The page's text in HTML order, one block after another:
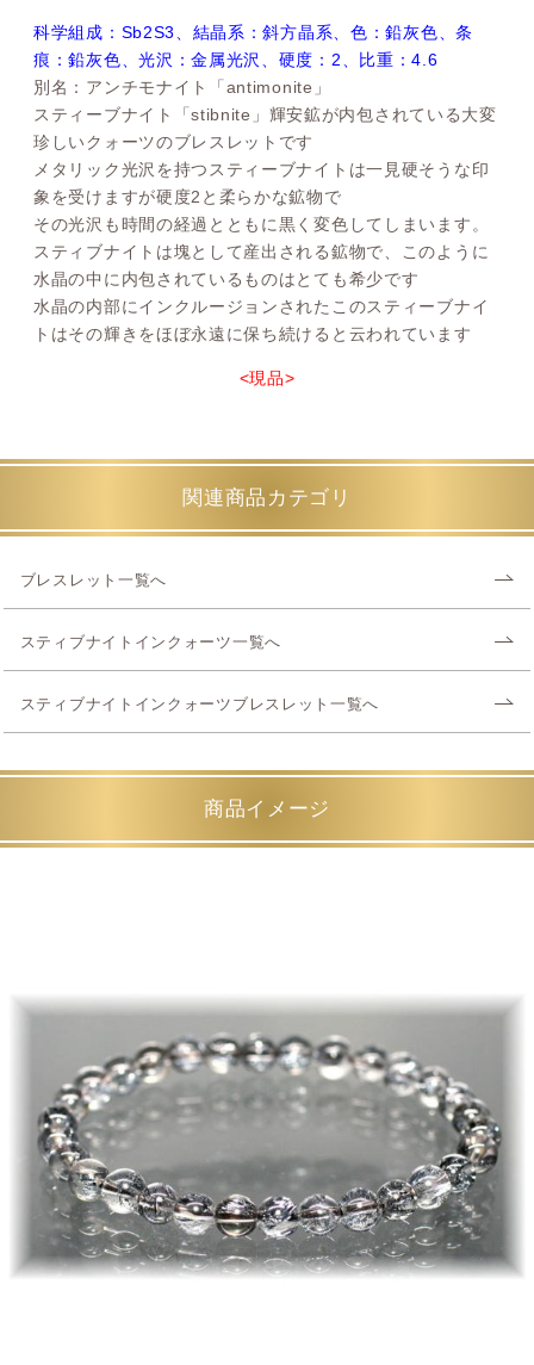
科学組成：Sb2S3、結晶系：斜方晶系、色：鉛灰色、条
痕：鉛灰色、光沢：金属光沢、硬度：2、比重：4.6
別名：アンチモナイト「antimonite」
スティーブナイト「stibnite」輝安鉱が内包されている大変
珍しいクォーツのブレスレットです
メタリック光沢を持つスティーブナイトは一見硬そうな印
象を受けますが硬度2と柔らかな鉱物で
その光沢も時間の経過とともに黒く変色してしまいます。
スティブナイトは塊として産出される鉱物で、このように
水晶の中に内包されているものはとても希少です
水晶の内部にインクルージョンされたこのスティーブナイ
トはその輝きをほぼ永遠に保ち続けると云われています
<現品>
関連商品カテゴリ
ブレスレット一覧へ
スティブナイトインクォーツ一覧へ
スティブナイトインクォーツブレスレット一覧へ
商品イメージ